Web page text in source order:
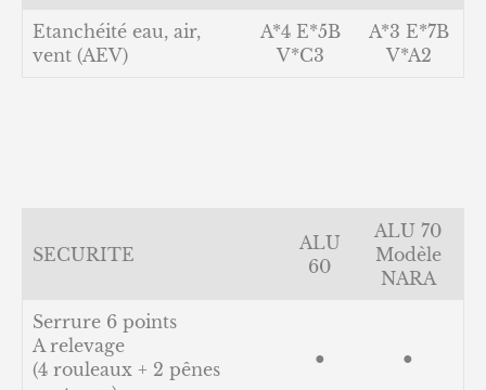
Etanchéité eau, air,
vent (AEV)
A*4 E*5B
V*C3
A*3 E*7B
V*A2
SECURITE
ALU
60
ALU 70
Modèle
NARA
Serrure 6 points
A relevage
(4 rouleaux + 2 pênes
● ●